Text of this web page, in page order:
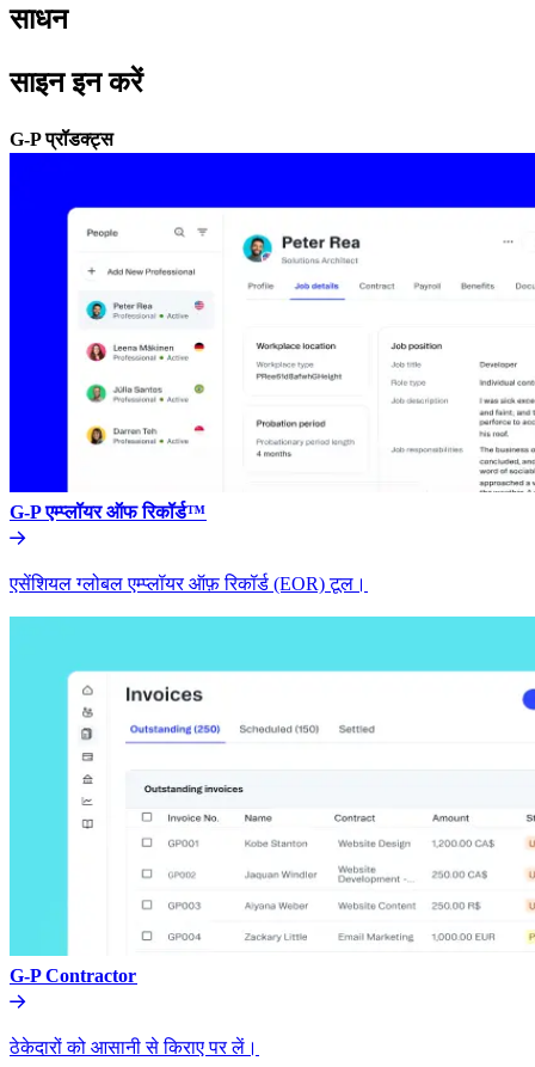
साधन​​
साइन इन करें​​
G-P प्रॉडक्ट्स​​
G-P एम्प्लॉयर ऑफ रिकॉर्ड™​​
एसेंशियल ग्लोबल एम्प्लॉयर ऑफ़ रिकॉर्ड (EOR) टूल।​​
G-P Contractor​​
ठेकेदारों को आसानी से किराए पर लें।​​